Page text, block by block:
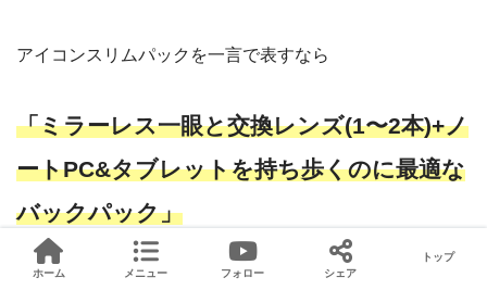
アイコンスリムパックを一言で表すなら
「ミラーレス一眼と交換レンズ(1〜2本)+ノ
ートPC&タブレットを持ち歩くのに最適な
バックパック」
といったところでしょうか。
ホーム メニュー フォロー シェア
トップ